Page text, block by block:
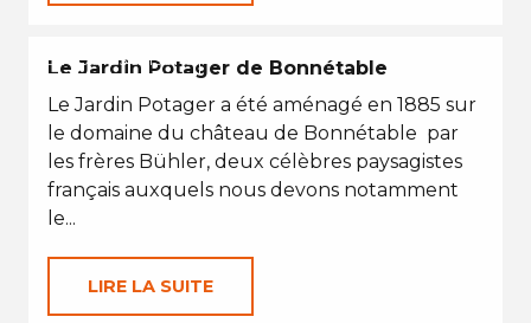
EN TOUTES SAISONS
Le Jardin Potager de Bonnétable
Le Jardin Potager a été aménagé en 1885 sur
le domaine du château de Bonnétable par
les frères Bühler, deux célèbres paysagistes
français auxquels nous devons notamment
le...
LIRE LA SUITE